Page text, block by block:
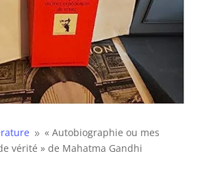
9 « Autobiographie ou mes
vérité » de Mahatma Gandhi